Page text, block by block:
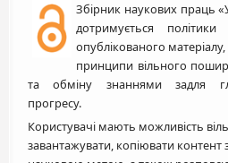
Збірник наукових праць
дотримується
опублікованого
принципи вільного
та обміну знаннями задля
прогресу.
Користувачі мають можливість
завантажувати, копіювати